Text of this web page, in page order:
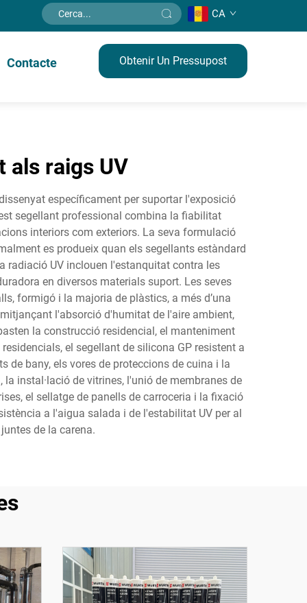
CA
Contacte Obtenir Un Pressupost
als raigs UV
específicament per suportar l'exposició
segellant professional combina la fiabilitat
interiors com exteriors. La seva formulació
es produeix quan els segellants estàndard
radiació UV inclouen l'estanquitat contra les
en diversos materials suport. Les seves
formigó i la majoria de plàstics, a més d’una
l'absorció d'humitat de l'aire ambient,
la construcció residencial, el manteniment
el segellant de silicona GP resistent a
de bany, els vores de proteccions de cuina i la
instal·lació de vitrines, l'unió de membranes de
el sellatge de panells de carroceria i la fixació
a l'aigua salada i de l'estabilitat UV per al
de la carena.